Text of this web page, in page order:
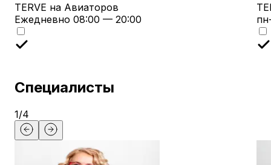
TERVE на Авиаторов
Ежедневно 08:00 — 20:00
Специалисты
1/4